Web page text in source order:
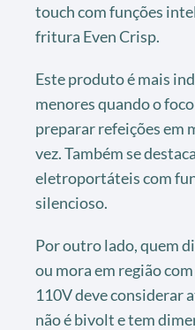
touch com funções
fritura Even Crisp.
Este produto é mais
menores quando o
preparar refeições em
vez. Também se
eletroportáteis com
silencioso.
Por outro lado, quem
ou mora em região
110V deve considerar
não é bivolt e tem